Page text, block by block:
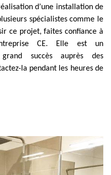
d’une installation de
spécialistes comme le
ce projet, faites confiance à
CE. Elle est un
succès auprès des
la pendant les heures de